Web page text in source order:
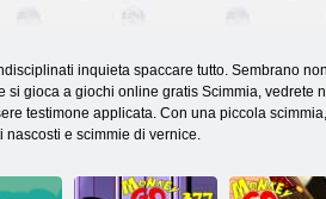
inquieta spaccare tutto. Sembrano
gioca a giochi online gratis Scimmia, vedrete
testimone applicata. Con una piccola
nascosti e scimmie di vernice.